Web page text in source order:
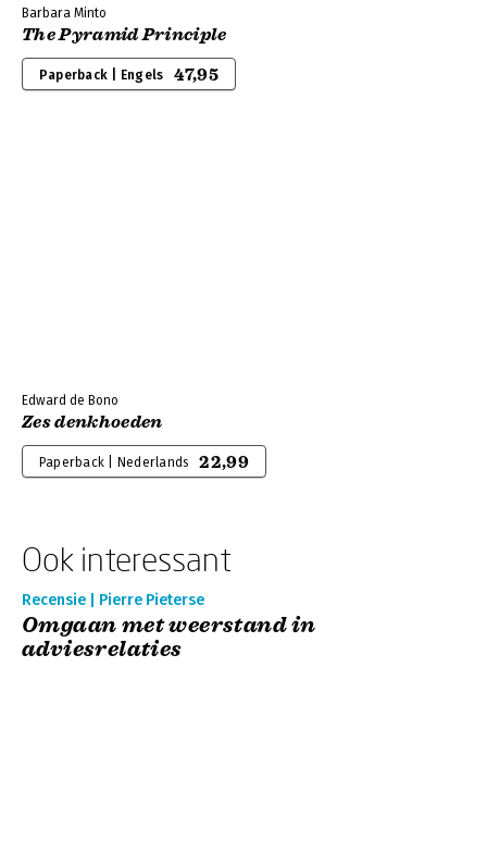
Barbara Minto
The Pyramid Principle
Paperback | Engels 47,95
Edward de Bono
Zes denkhoeden
Paperback | Nederlands 22,99
Ook interessant
Recensie | Pierre Pieterse
Omgaan met weerstand in
adviesrelaties